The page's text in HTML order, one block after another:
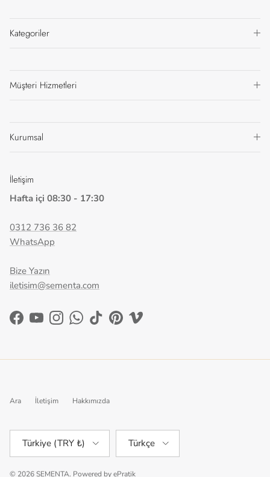
Kategoriler
Müşteri Hizmetleri
Kurumsal
İletişim
Hafta içi 08:30 - 17:30
0312 736 36 82
WhatsApp
Bize Yazın
iletisim@sementa.com
Facebook
YouTubeInstagramWhatsApp
TikTokPinterestVimeo
Ara İletişim Hakkımızda
Türkiye (TRY ₺) Türkçe
© 2026SEMENTA. Powered byePratik